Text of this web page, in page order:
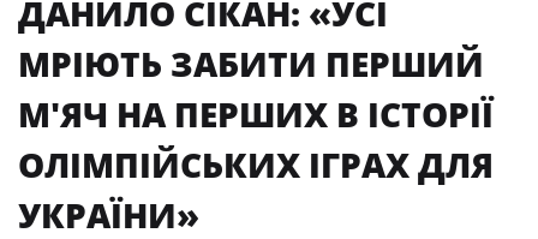
ДАНИЛО СІКАН: «УСІ
МРІЮТЬ ЗАБИТИ ПЕРШИЙ
М'ЯЧ НА ПЕРШИХ В ІСТОРІЇ
ОЛІМПІЙСЬКИХ ІГРАХ ДЛЯ
УКРАЇНИ»